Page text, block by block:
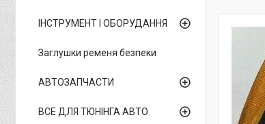
ІНСТРУМЕНТ І ОБОРУДАННЯ
Заглушки ременя безпеки
АВТОЗАПЧАСТИ
ВСЕ ДЛЯ ТЮНІНГА АВТО